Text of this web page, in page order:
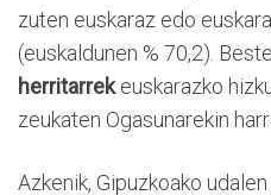
zuten euskaraz edo
(euskaldunen % 70,2).
herritarrekeuskarazko
zeukaten Ogasunarekin
Azkenik, Gipuzkoako